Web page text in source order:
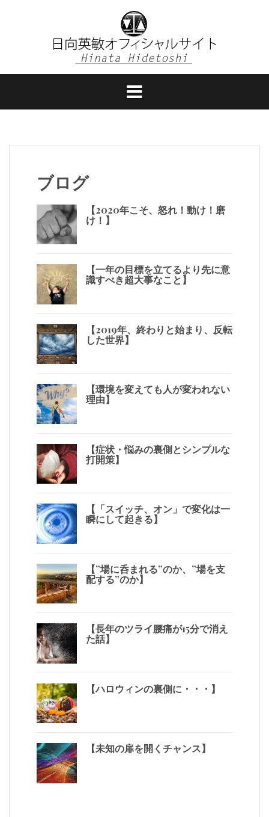
へ
ッ
ブログ
【2020年こそ、怒れ！動け！磨
け！】
【一年の目標を立てるより先に意
識すべき超大事なこと】
【2019年、終わりと始まり、反転
した世界】
【環境を変えても人が変われない
理由】
【症状・悩みの裏側とシンプルな
打開策】
【「スイッチ、オン」で変化は一
瞬にして起きる】
【”場に呑まれる”のか、”場を支
配する”のか】
【長年のツライ腰痛が15分で消え
た話】
【ハロウィンの裏側に・・・】
【未知の扉を開くチャンス】